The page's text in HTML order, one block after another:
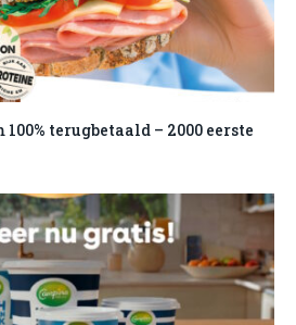
terugbetaald – 2000 eerste